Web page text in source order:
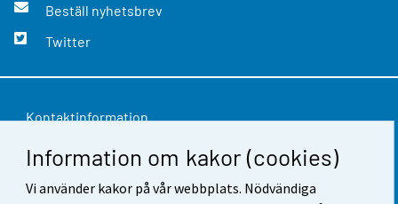
Information om kakor (cookies)
Vi använder kakor på vår webbplats. Nödvändiga
Beställ nyhetsbrev
Twitter
Kontaktinformation
Respons
Användarvillkor